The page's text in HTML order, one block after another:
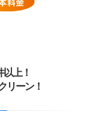
上！
リーン！